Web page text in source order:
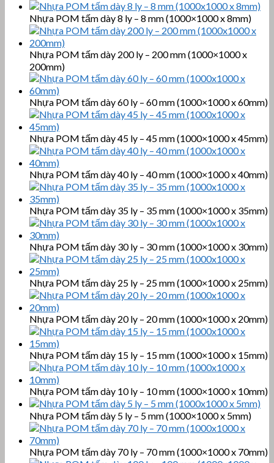
Nhựa POM tấm dày 8 ly – 8 mm (1000×1000 x 8mm)
Nhựa POM tấm dày 200 ly – 200 mm (1000×1000 x
200mm)
Nhựa POM tấm dày 60 ly – 60 mm (1000×1000 x 60mm)
Nhựa POM tấm dày 45 ly – 45 mm (1000×1000 x 45mm)
Nhựa POM tấm dày 40 ly – 40 mm (1000×1000 x 40mm)
Nhựa POM tấm dày 35 ly – 35 mm (1000×1000 x 35mm)
Nhựa POM tấm dày 30 ly – 30 mm (1000×1000 x 30mm)
Nhựa POM tấm dày 25 ly – 25 mm (1000×1000 x 25mm)
Nhựa POM tấm dày 20 ly – 20 mm (1000×1000 x 20mm)
Nhựa POM tấm dày 15 ly – 15 mm (1000×1000 x 15mm)
Nhựa POM tấm dày 10 ly – 10 mm (1000×1000 x 10mm)
Nhựa POM tấm dày 5 ly – 5 mm (1000×1000 x 5mm)
Nhựa POM tấm dày 70 ly – 70 mm (1000×1000 x 70mm)